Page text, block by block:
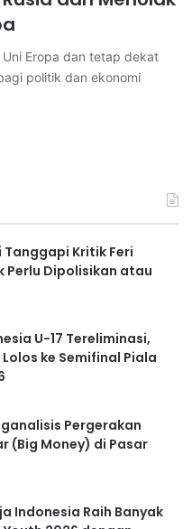
Eropa dan tetap dekat
politik dan ekonomi
Tanggapi Kritik Feri
Perlu Dipolisikan atau
U-17 Tereliminasi,
ke Semifinal Piala
Pergerakan
(Big Money) di Pasar
Indonesia Raih Banyak